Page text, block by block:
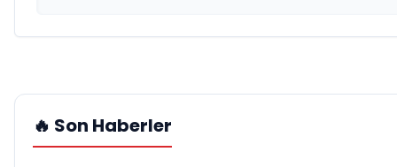
🔥 Son Haberler